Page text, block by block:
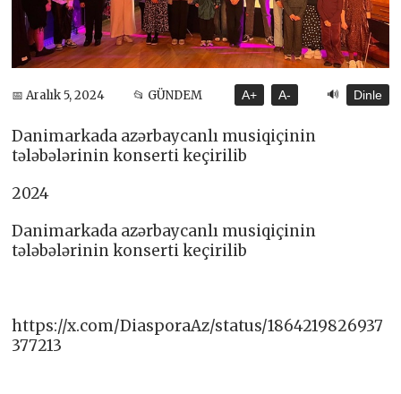
📅 Aralık 5, 2024 📂 GÜNDEM A+ A- 🔊 Dinle
Danimarkada azərbaycanlı musiqiçinin
tələbələrinin konserti keçirilib
2024
Danimarkada azərbaycanlı musiqiçinin
tələbələrinin konserti keçirilib
https://x.com/DiasporaAz/status/1864219826937
377213